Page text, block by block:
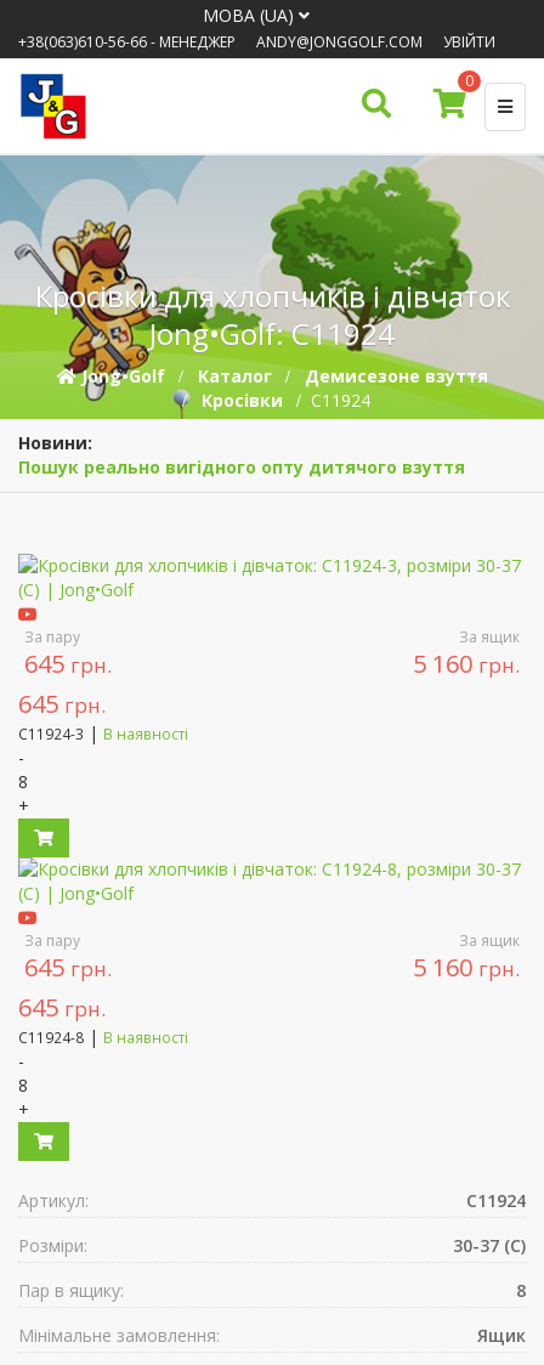
МОВА (UA)
+38(063)610-56-66- МЕНЕДЖЕР ANDY@JONGGOLF.COM
УВІЙТИ
0
Кросівки для хлопчиків і дівчаток
Jong•Golf: C11924
Jong•Golf Каталог
Демисезонe взуття
Кросівки
C11924
Новини:
Пошук реально вигідного опту дитячого взуття
За пару За ящик
645 грн. 5 160 грн.
645 грн.
C11924-3 | В наявності
-
8
+
За пару За ящик
645 грн. 5 160 грн.
645 грн.
C11924-8 | В наявності
-
8
+
Артикул:
C11924
Розміри:
30-37 (C)
Пар в ящику:
8
Мінімальне замовлення:
Ящик